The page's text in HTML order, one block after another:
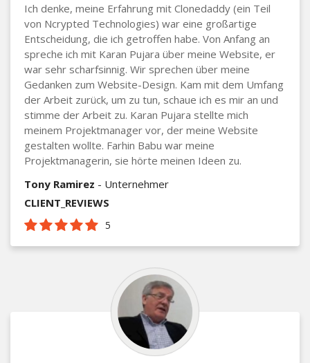
Ich denke, meine Erfahrung mit Clonedaddy (ein Teil
von Ncrypted Technologies) war eine großartige
Entscheidung, die ich getroffen habe. Von Anfang an
spreche ich mit Karan Pujara über meine Website, er
war sehr scharfsinnig. Wir sprechen über meine
Gedanken zum Website-Design. Kam mit dem Umfang
der Arbeit zurück, um zu tun, schaue ich es mir an und
stimme der Arbeit zu. Karan Pujara stellte mich
meinem Projektmanager vor, der meine Website
gestalten wollte. Farhin Babu war meine
Projektmanagerin, sie hörte meinen Ideen zu.
Tony Ramirez - Unternehmer
CLIENT_REVIEWS
5